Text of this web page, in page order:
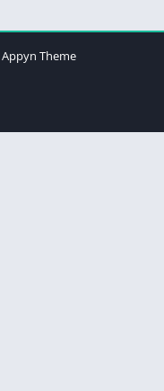
Appyn Theme